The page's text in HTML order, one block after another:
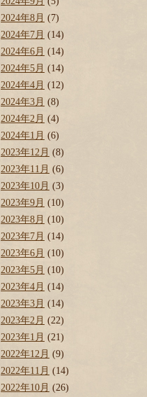
2024年8月 (7)
2024年7月 (14)
2024年6月 (14)
2024年5月 (14)
2024年4月 (12)
2024年3月 (8)
2024年2月 (4)
2024年1月 (6)
2023年12月 (8)
2023年11月 (6)
2023年10月 (3)
2023年9月 (10)
2023年8月 (10)
2023年7月 (14)
2023年6月 (10)
2023年5月 (10)
2023年4月 (14)
2023年3月 (14)
2023年2月 (22)
2023年1月 (21)
2022年12月 (9)
2022年11月 (14)
2022年10月 (26)